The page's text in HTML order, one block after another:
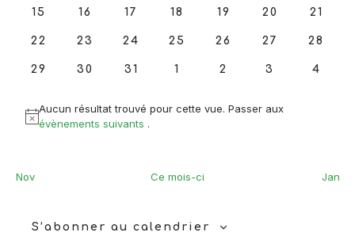
0
15
0
16
0
17
0
18
0
19
0
20
0
21
0
22
0
23
0
24
0
25
0
26
0
27
0
28
0
29
0
30
0
31
01
0
2
0
3
0
4
Notice
Aucun résultat trouvé pour cette vue. Passer aux
évènements suivants .
Nov Ce mois-ci Jan
S’abonner au calendrier